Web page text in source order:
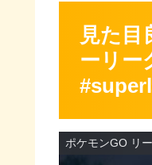
見た目
ーリー
ポケモンGO リ